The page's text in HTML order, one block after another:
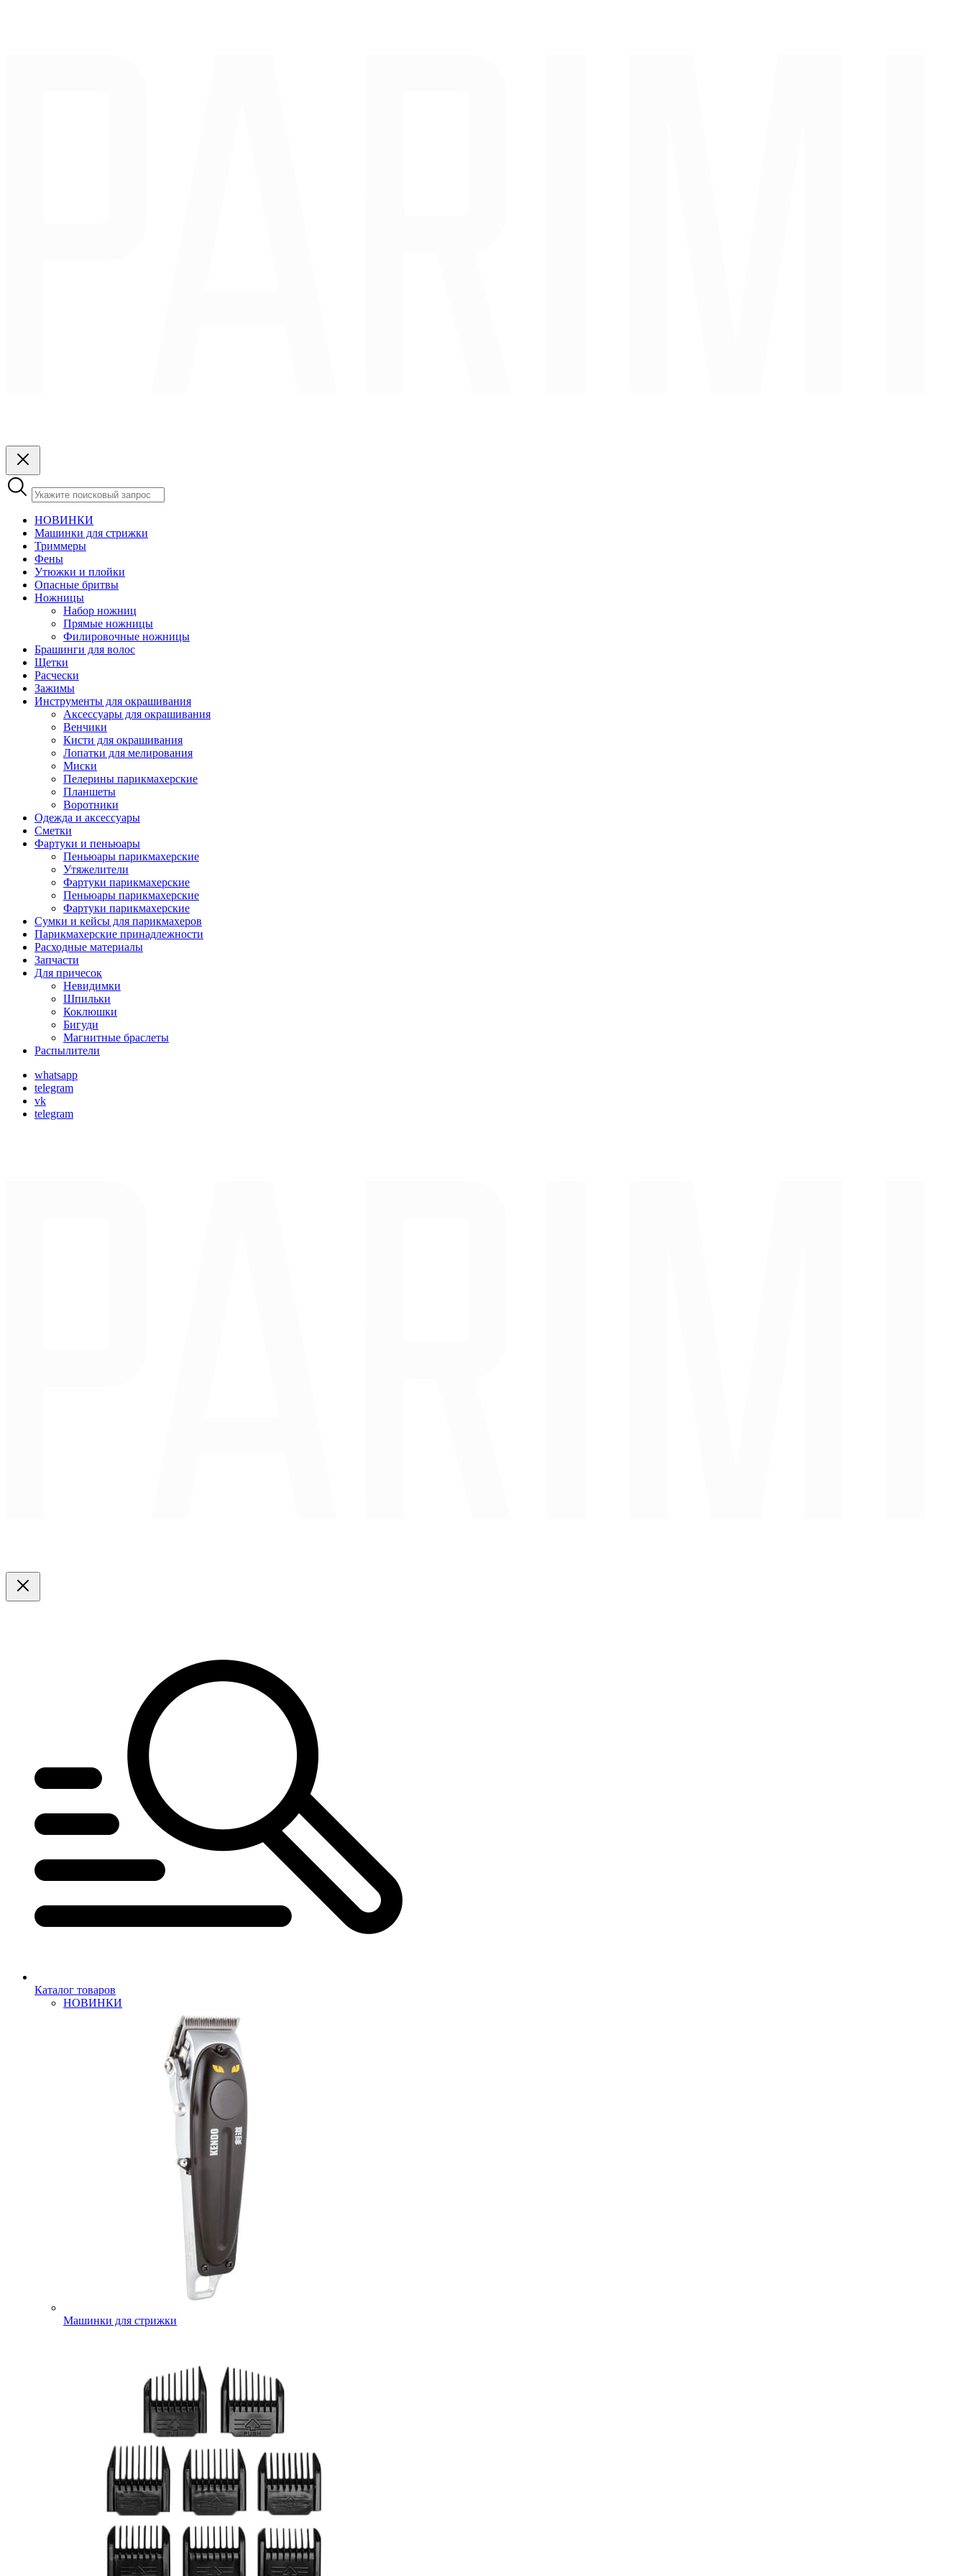
НОВИНКИ
Машинки для стрижки
Триммеры
Фены
Утюжки и плойки
Опасные бритвы
Ножницы
Набор ножниц
Прямые ножницы
Филировочные ножницы
Брашинги для волос
Щетки
Расчески
Зажимы
Инструменты для окрашивания
Аксессуары для окрашивания
Венчики
Кисти для окрашивания
Лопатки для мелирования
Миски
Пелерины парикмахерские
Планшеты
Воротники
Одежда и аксессуары
Сметки
Фартуки и пеньюары
Пеньюары парикмахерские
Утяжелители
Фартуки парикмахерские
Пеньюары парикмахерские
Фартуки парикмахерские
Сумки и кейсы для парикмахеров
Парикмахерские принадлежности
Расходные материалы
Запчасти
Для причесок
Невидимки
Шпильки
Коклюшки
Бигуди
Магнитные браслеты
Распылители
whatsapp
telegram
vk
telegram
Каталог товаров
НОВИНКИ
Машинки для стрижки